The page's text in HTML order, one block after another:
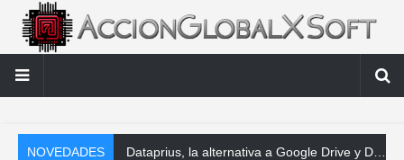
NOVEDADES Dataprius, la alternativa a Google Drive y Dropbox que las empresas deberían conocer